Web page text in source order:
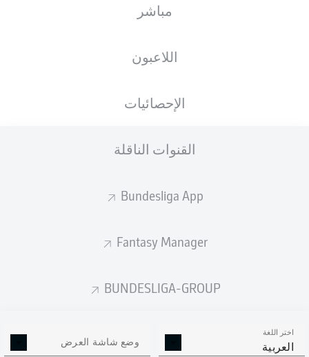
مباشر
اللاعبون
الإحصائيات
القنوات الناقلة
Bundesliga App
Fantasy Manager
BUNDESLIGA-GROUP
اختر اللغة
العربية وضع شاشة العرض
0